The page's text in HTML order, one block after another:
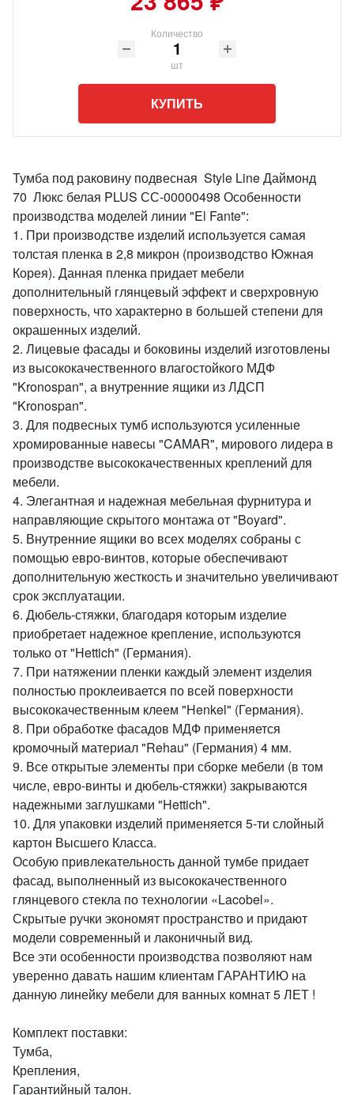
Количество
шт
КУПИТЬ
Тумба под раковину подвесная Style Line Даймонд
70 Люкс белая PLUS СС-00000498 Особенности
производства моделей линии "El Fante":
1. При производстве изделий используется самая
толстая пленка в 2,8 микрон (производство Южная
Корея). Данная пленка придает мебели
дополнительный глянцевый эффект и сверхровную
поверхность, что характерно в большей степени для
окрашенных изделий.
2. Лицевые фасады и боковины изделий изготовлены
из высококачественного влагостойкого МДФ
"Kronospan", а внутренние ящики из ЛДСП
"Kronospan".
3. Для подвесных тумб используются усиленные
хромированные навесы "CAMAR", мирового лидера в
производстве высококачественных креплений для
мебели.
4. Элегантная и надежная мебельная фурнитура и
направляющие скрытого монтажа от "Boyard".
5. Внутренние ящики во всех моделях собраны с
помощью евро-винтов, которые обеспечивают
дополнительную жесткость и значительно увеличивают
срок эксплуатации.
6. Дюбель-стяжки, благодаря которым изделие
приобретает надежное крепление, используются
только от "Hettich" (Германия).
7. При натяжении пленки каждый элемент изделия
полностью проклеивается по всей поверхности
высококачественным клеем "Henkel" (Германия).
8. При обработке фасадов МДФ применяется
кромочный материал "Rehau" (Германия) 4 мм.
9. Все открытые элементы при сборке мебели (в том
числе, евро-винты и дюбель-стяжки) закрываются
надежными заглушками "Hettich".
10. Для упаковки изделий применяется 5-ти слойный
картон Высшего Класса.
Особую привлекательность данной тумбе придает
фасад, выполненный из высококачественного
глянцевого стекла по технологии «Lacobel».
Скрытые ручки экономят пространство и придают
модели современный и лаконичный вид.
Все эти особенности производства позволяют нам
уверенно давать нашим клиентам ГАРАНТИЮ на
данную линейку мебели для ванных комнат 5 ЛЕТ !
Комплект поставки:
Тумба,
Крепления,
Гарантийный талон.